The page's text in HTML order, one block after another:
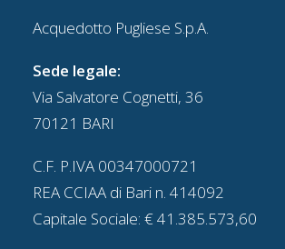
Acquedotto Pugliese S.p.A.
Sede legale:
Via Salvatore Cognetti, 36
70121 BARI
C.F. P.IVA 00347000721
REA CCIAA di Bari n. 414092
Capitale Sociale: € 41.385.573,60